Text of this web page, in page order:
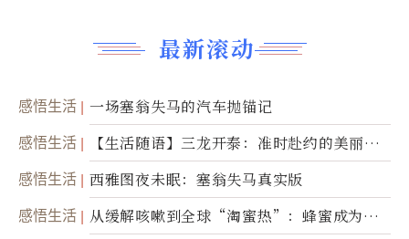
最新滚动
感悟生活 一场塞翁失马的汽车抛锚记
感悟生活
【生活随语】三龙开泰：准时赴约的美丽震
撼
感悟生活 西雅图夜未眠：塞翁失马真实版
感悟生活
从缓解咳嗽到全球“淘蜜热”：蜂蜜成为健